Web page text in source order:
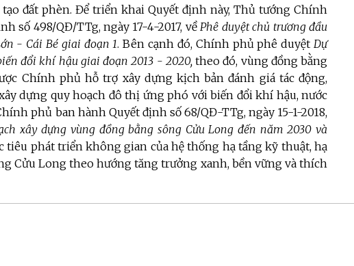
đất phèn. Để triển khai Quyết định này, Thủ tướng Chính
số 498/QĐ/TTg, ngày 17-4-2017, vềPhê duyệt chủ trương đầu
- Cái Bé giai đoạn 1. Bên cạnh đó, Chính phủ phê duyệt Dự
đổi khí hậu giai đoạn 2013 - 2020,theo đó, vùng đồng bằng
Chính phủ hỗ trợ xây dựng kịch bản đánh giá tác động,
dựng quy hoạch đô thị ứng phó với biến đổi khí hậu, nước
phủ ban hành Quyết định số 68/QĐ-TTg, ngày 15-1-2018,
xây dựng vùng đồng bằng sông Cửu Long đến năm 2030 và
tiêu phát triển không gian của hệ thống hạ tầng kỹ thuật, hạ
Cửu Long theo hướng tăng trưởng xanh, bền vững và thích